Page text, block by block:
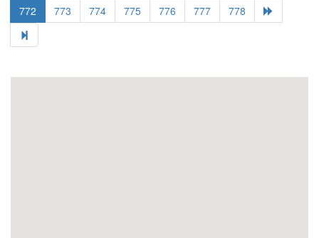
772
773 774 775 776 777 778